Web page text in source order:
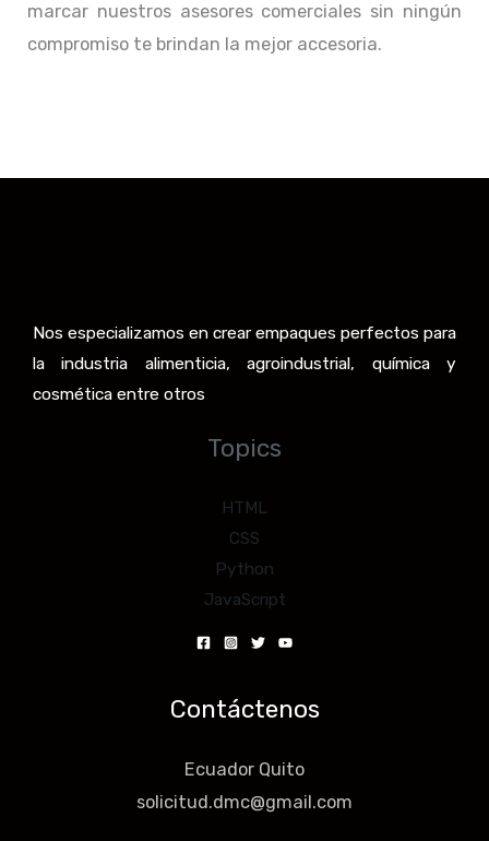
marcar nuestros asesores comerciales sin ningún
compromiso te brindan la mejor accesoria.
Nos especializamos en crear empaques perfectos para
la industria alimenticia, agroindustrial, química y
cosmética entre otros
Topics
HTML
CSS
Python
JavaScript
Contáctenos
Ecuador Quito
solicitud.dmc@gmail.com